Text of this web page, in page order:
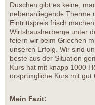
Duschen gibt es keine,
nebenanliegende Therme
Eintrittspreis frisch
Wirtshausherberge unter
feiern wir beim Griechen
unseren Erfolg. Wir sind
beste aus der Situation
Kurs hat mit knapp 1000
ursprüngliche Kurs mit gut
Mein Fazit: